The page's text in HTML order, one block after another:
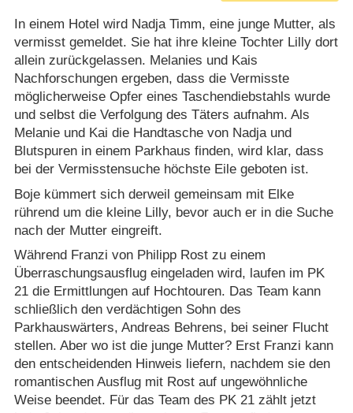
In einem Hotel wird Nadja Timm, eine junge Mutter, als
vermisst gemeldet. Sie hat ihre kleine Tochter Lilly dort
allein zurückgelassen. Melanies und Kais
Nachforschungen ergeben, dass die Vermisste
möglicherweise Opfer eines Taschendiebstahls wurde
und selbst die Verfolgung des Täters aufnahm. Als
Melanie und Kai die Handtasche von Nadja und
Blutspuren in einem Parkhaus finden, wird klar, dass
bei der Vermisstensuche höchste Eile geboten ist.
Boje kümmert sich derweil gemeinsam mit Elke
rührend um die kleine Lilly, bevor auch er in die Suche
nach der Mutter eingreift.
Während Franzi von Philipp Rost zu einem
Überraschungsausflug eingeladen wird, laufen im PK
21 die Ermittlungen auf Hochtouren. Das Team kann
schließlich den verdächtigen Sohn des
Parkhauswärters, Andreas Behrens, bei seiner Flucht
stellen. Aber wo ist die junge Mutter? Erst Franzi kann
den entscheidenden Hinweis liefern, nachdem sie den
romantischen Ausflug mit Rost auf ungewöhnliche
Weise beendet. Für das Team des PK 21 zählt jetzt